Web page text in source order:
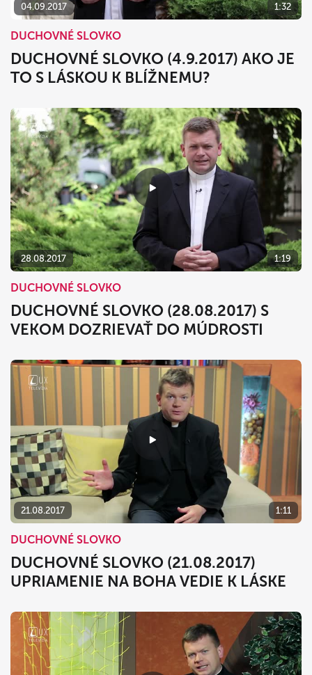
04.09.2017 1:32
DUCHOVNÉ SLOVKO
DUCHOVNÉ SLOVKO (4.9.2017) AKO JE
TO S LÁSKOU K BLÍŽNEMU?
28.08.2017 1:19
DUCHOVNÉ SLOVKO
DUCHOVNÉ SLOVKO (28.08.2017) S
VEKOM DOZRIEVAŤ DO MÚDROSTI
21.08.2017 1:11
DUCHOVNÉ SLOVKO
DUCHOVNÉ SLOVKO (21.08.2017)
UPRIAMENIE NA BOHA VEDIE K LÁSKE